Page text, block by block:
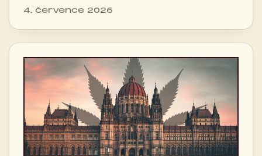
4. července 2026